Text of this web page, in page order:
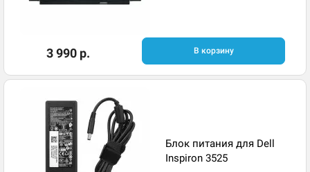
3 990 р. В корзину
Блок питания для Dell
Inspiron 3525